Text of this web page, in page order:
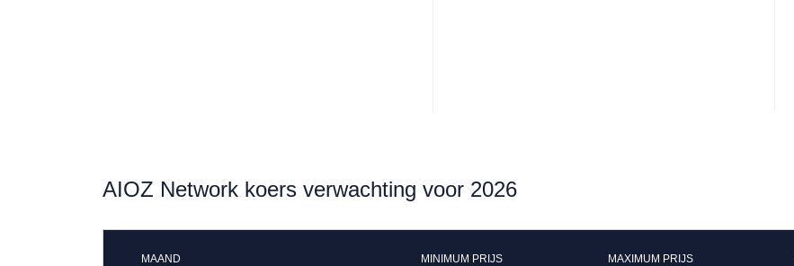
AIOZ Network koers verwachting voor 2026
MAAND MINIMUM PRIJS MAXIMUM PRIJS